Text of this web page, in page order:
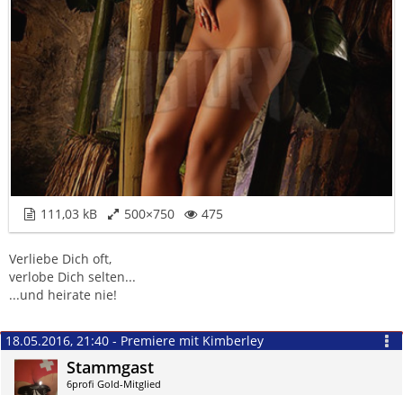
111,03 kB 500×750 475
Verliebe Dich oft,
verlobe Dich selten...
...und heirate nie!
18.05.2016, 21:40 - Premiere mit Kimberley
Stammgast
6profi Gold-Mitglied